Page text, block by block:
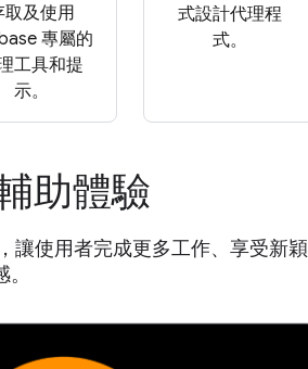
取及使用
專屬的
工具和提
示。
式設計代理程
式。
助體驗
讓使用者完成更多工作、享受新穎